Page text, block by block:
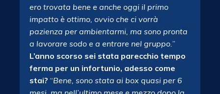
ero trovata bene e anche oggi il primo
impatto è ottimo, ovvio che ci vorrà
pazienza per ambientarmi, ma sono pronta
a lavorare sodo e a entrare nel gruppo.”
L’anno scorso sei stata parecchio tempo
ferma per un infortunio, adesso come
stai? “Bene, sono stata ai box quasi per 6